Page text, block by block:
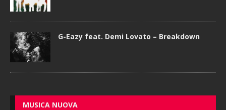
G-Eazy feat. Demi Lovato – Breakdown
MUSICA NUOVA